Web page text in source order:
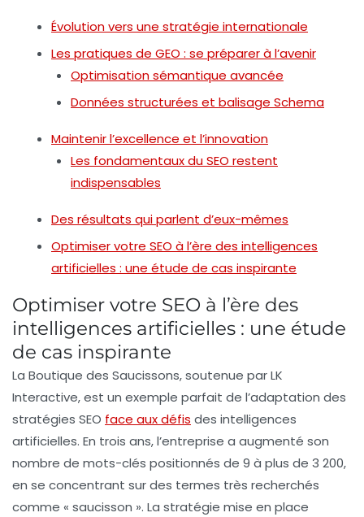
Évolution vers une stratégie internationale
Les pratiques de GEO : se préparer à l’avenir
Optimisation sémantique avancée
Données structurées et balisage Schema
Maintenir l’excellence et l’innovation
Les fondamentaux du SEO restent
indispensables
Des résultats qui parlent d’eux-mêmes
Optimiser votre SEO à l’ère des intelligences
artificielles : une étude de cas inspirante
Optimiser votre SEO à l’ère des
intelligences artificielles : une étude
de cas inspirante
La Boutique des Saucissons, soutenue parLK
Interactive, est un exemple parfait de l’adaptation des
stratégies SEO face aux défis des intelligences
artificielles. En trois ans, l’entreprise a augmenté son
nombre de mots-clés positionnés de 9 à plus de 3 200,
en se concentrant sur des termes très recherchés
comme « saucisson ». La stratégie mise en place